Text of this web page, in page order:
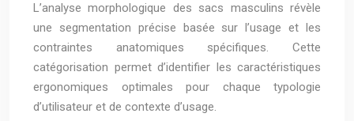
L’analyse morphologique des sacs masculins révèle
une segmentation précise basée sur l’usage et les
contraintes anatomiques spécifiques. Cette
catégorisation permet d’identifier les caractéristiques
ergonomiques optimales pour chaque typologie
d’utilisateur et de contexte d’usage.